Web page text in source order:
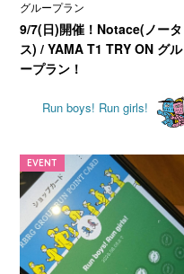
グループラン
9/7(日)開催！Notace(ノータ
ス) / YAMA T1 TRY ON グル
ープラン！
Run boys! Run girls!
EVENT